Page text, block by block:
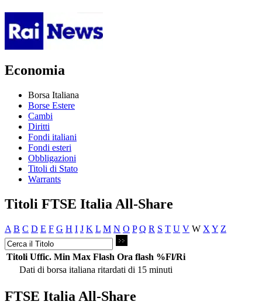
Economia
Borsa Italiana
Borse Estere
Cambi
Diritti
Fondi italiani
Fondi esteri
Obbligazioni
Titoli di Stato
Warrants
Titoli FTSE Italia All-Share
A B C D E F G H I J K L M N O P Q R S T U V W X Y Z
Titoli Uffic. Min Max Flash Ora flash %Fl/Ri
Dati di borsa italiana ritardati di 15 minuti
FTSE Italia All-Share